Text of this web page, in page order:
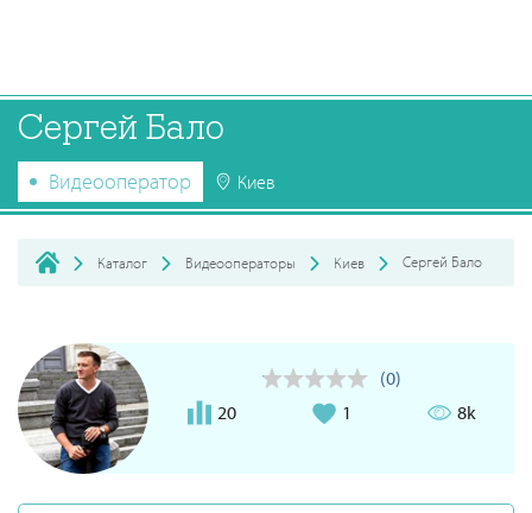
Сергей Бало
Видеооператор Киев
Каталог Видеооператоры Киев Сергей Бало
(0)
20
1 8k